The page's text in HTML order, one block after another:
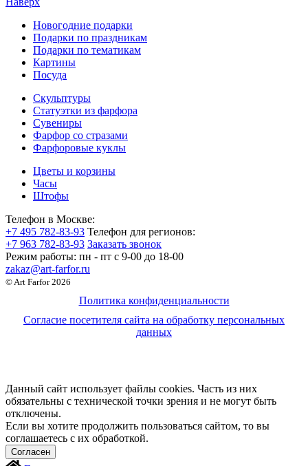
Новогодние подарки
Подарки по праздникам
Подарки по тематикам
Картины
Посуда
Скульптуры
Статуэтки из фарфора
Сувениры
Фарфор со стразами
Фарфоровые куклы
Цветы и корзины
Часы
Штофы
Телефон в Москве:
+7 495 782-83-93 Телефон для регионов:
+7 963 782-83-93 Заказать звонок
Режим работы: пн - пт c 9-00 до 18-00
zakaz@art-farfor.ru
© Art Farfor 2026
Политика конфиденциальности
Согласие посетителя сайта на обработку персональных
данных
Данный сайт использует файлы cookies. Часть из них
обязательны с технической точки зрения и не могут быть
отключены.
Если вы хотите продолжить пользоваться сайтом, то вы
соглашаетесь с их обработкой.